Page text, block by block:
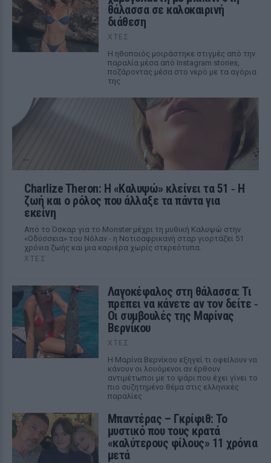
θάλασσα σε καλοκαιρινή
διάθεση
ΧΤΕΣ
Η ηθοποιός μοιράστηκε στιγμές από την
παραλία μέσα από Instagram stories,
ποζάροντας μέσα στο νερό με τα αγόρια
της
Charlize Theron: Η «Καλυψώ» κλείνει τα 51 ‑ H
ζωή και ο ρόλος που άλλαξε τα πάντα για
εκείνη
Από το Όσκαρ για το Monster μέχρι τη μυθική Καλυψώ στην
«Οδύσσεια» του Νόλαν - η Νοτιοαφρικανή σταρ γιορτάζει 51
χρόνια ζωής και μια καριέρα χωρίς στερεότυπα.
ΧΤΕΣ
Λαγοκέφαλος στη θάλασσα: Τι
πρέπει να κάνετε αν τον δείτε ‑
Οι συμβουλές της Μαρίνας
Βερνίκου
ΧΤΕΣ
Η Μαρίνα Βερνίκου εξηγεί τι οφείλουν να
κάνουν οι λουόμενοι αν έρθουν
αντιμέτωποι με το ψάρι που έχει γίνει το
πιο συζητημένο θέμα στις ελληνικές
παραλίες
Μπαντέρας – Γκρίφιθ: Το
μυστικό που τους κρατά
«καλύτερους φίλους» 11 χρόνια
μετά